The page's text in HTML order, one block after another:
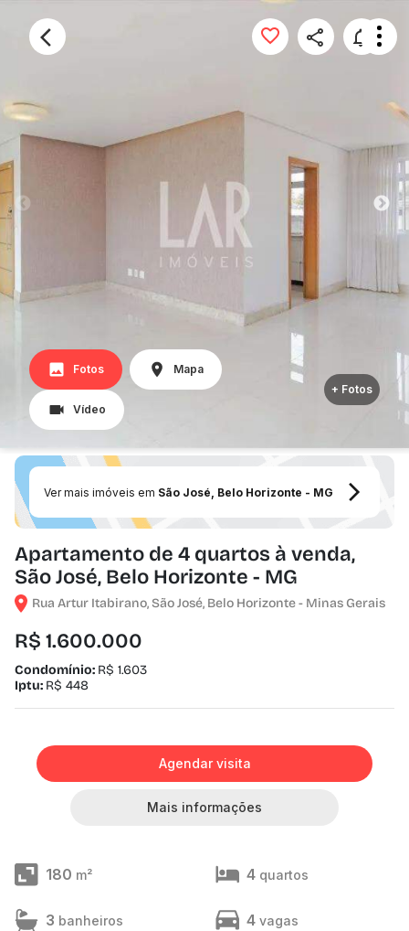
Fotos Mapa
Vídeo
+ Fotos
Ver mais imóveis em São José, Belo Horizonte - MG
Apartamento de 4 quartos à venda,
São José, Belo Horizonte - MG
Rua Artur Itabirano, São José, Belo Horizonte - Minas Gerais
R$ 1.600.000
Condomínio: R$ 1.603
Iptu: R$ 448
Agendar visita
Mais informações
180 m² 4 quartos
3 banheiros 4 vagas